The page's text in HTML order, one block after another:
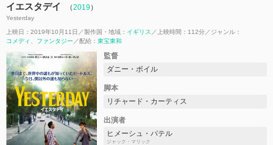
イエスタデイ （2019）
Yesterday
上映日：2019年10月11日 製作国・地域： イギリス 上映時間：112分
ジャンル：
コメディ
ファンタジー 配給： 東宝東和
監督
ダニー・ボイル
脚本
リチャード・カーティス
出演者
ヒメーシュ・パテル
ジャック・マリック